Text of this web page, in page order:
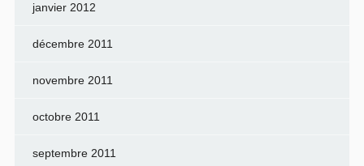
janvier 2012
décembre 2011
novembre 2011
octobre 2011
septembre 2011